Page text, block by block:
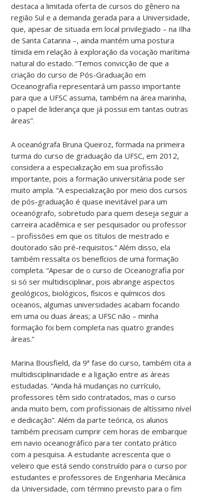
destaca a limitada oferta de cursos do gênero na
região Sul e a demanda gerada para a Universidade,
que, apesar de situada em local privilegiado – na Ilha
de Santa Catarina –, ainda mantém uma postura
tímida em relação à exploração da vocação marítima
natural do estado. “Temos convicção de que a
criação do curso de Pós-Graduação em
Oceanografia representará um passo importante
para que a UFSC assuma, também na área marinha,
o papel de liderança que já possui em tantas outras
áreas”.
A oceanógrafa Bruna Queiroz, formada na primeira
turma do curso de graduação da UFSC, em 2012,
considera a especialização em sua profissão
importante, pois a formação universitária pode ser
muito ampla. “A especialização por meio dos cursos
de pós-graduação é quase inevitável para um
oceanógrafo, sobretudo para quem deseja seguir a
carreira acadêmica e ser pesquisador ou professor
– profissões em que os títulos de mestrado e
doutorado são pré-requisitos.” Além disso, ela
também ressalta os benefícios de uma formação
completa. “Apesar de o curso de Oceanografia por
si só ser multidisciplinar, pois abrange aspectos
geológicos, biológicos, físicos e químicos dos
oceanos, algumas universidades acabam focando
em uma ou duas áreas; a UFSC não – minha
formação foi bem completa nas quatro grandes
áreas.”
Marina Bousfield, da 9ª fase do curso, também cita a
multidisciplinaridade e a ligação entre as áreas
estudadas. “Ainda há mudanças no currículo,
professores têm sido contratados, mas o curso
anda muito bem, com profissionais de altíssimo nível
e dedicação”. Além da parte teórica, os alunos
também precisam cumprir cem horas de embarque
em navio oceanográfico para ter contato prático
com a pesquisa. A estudante acrescenta que o
veleiro que está sendo construído para o curso por
estudantes e professores de Engenharia Mecânica
da Universidade, com término previsto para o fim